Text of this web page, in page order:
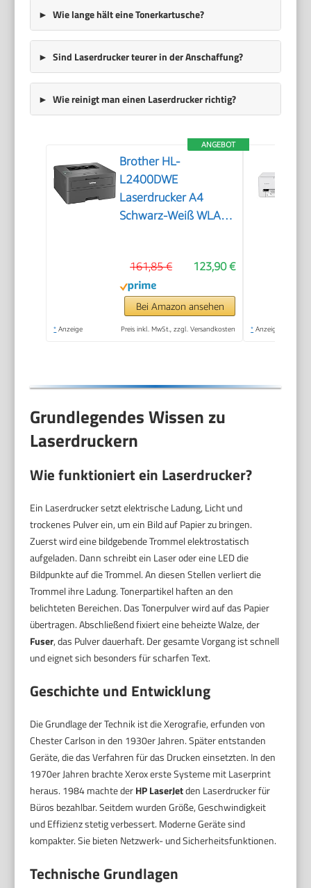
Wie lange hält eine Tonerkartusche?
Sind Laserdrucker teurer in der Anschaffung?
Wie reinigt man einen Laserdrucker richtig?
ANGEBOT
Brother HL-
L2400DWE
Laserdrucker A4
Schwarz-Weiß WLAN
Display
123,90 €
161,85 €
Bei Amazon ansehen
* Anzeige Preis inkl. MwSt., zzgl. Versandkosten * Anzeige
Grundlegendes Wissen zu
Laserdruckern
Wie funktioniert ein Laserdrucker?
Ein Laserdrucker setzt elektrische Ladung, Licht und
trockenes Pulver ein, um ein Bild auf Papier zu bringen.
Zuerst wird eine bildgebende Trommel elektrostatisch
aufgeladen. Dann schreibt ein Laser oder eine LED die
Bildpunkte auf die Trommel. An diesen Stellen verliert die
Trommel ihre Ladung. Tonerpartikel haften an den
belichteten Bereichen. Das Tonerpulver wird auf das Papier
übertragen. Abschließend fixiert eine beheizte Walze, der
Fuser, das Pulver dauerhaft. Der gesamte Vorgang ist schnell
und eignet sich besonders für scharfen Text.
Geschichte und Entwicklung
Die Grundlage der Technik ist die Xerografie, erfunden von
Chester Carlson in den 1930er Jahren. Später entstanden
Geräte, die das Verfahren für das Drucken einsetzten. In den
1970er Jahren brachte Xerox erste Systeme mit Laserprint
heraus. 1984 machte derHP LaserJetden Laserdrucker für
Büros bezahlbar. Seitdem wurden Größe, Geschwindigkeit
und Effizienz stetig verbessert. Moderne Geräte sind
kompakter. Sie bieten Netzwerk- und Sicherheitsfunktionen.
Technische Grundlagen